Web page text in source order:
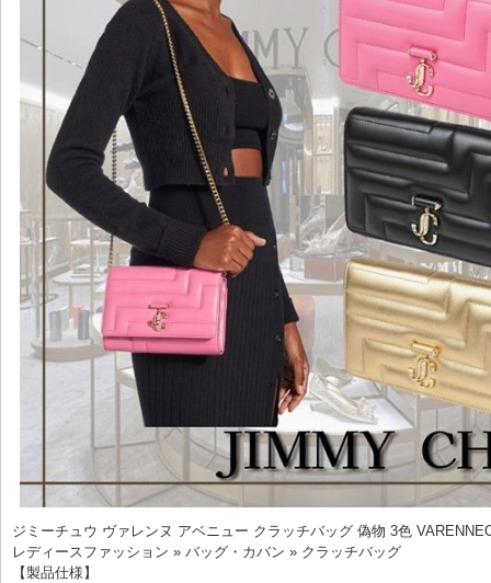
ジミーチュウ ヴァレンヌ アベニュー クラッチバッグ 偽物 3色
レディースファッション » バッグ・カバン » クラッチバッグ
【製品仕様】